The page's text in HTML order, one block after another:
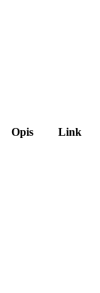
Opis Link